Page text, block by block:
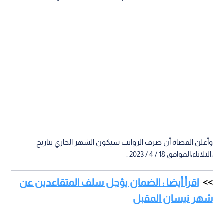
وأعلن القضاة أن صرف الرواتب سيكون الشهر الجاري بتاريخ
،الثلاثاء،الموافق 18 / 4 / 2023 .
اقرأ أيضا : الضمان يؤجل سلف المتقاعدين عن
شهر نيسان المقبل